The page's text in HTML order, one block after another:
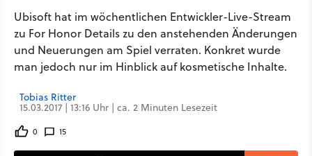
Ubisoft hat im wöchentlichen Entwickler-Live-Stream
zu For Honor Details zu den anstehenden Änderungen
und Neuerungen am Spiel verraten. Konkret wurde
man jedoch nur im Hinblick auf kosmetische Inhalte.
Tobias Ritter
15.03.2017 | 13:16 Uhr | ca. 2 Minuten Lesezeit
0 15